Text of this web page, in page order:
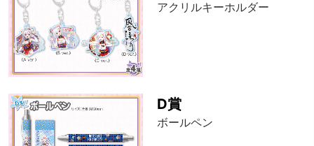
アクリルキーホルダー
D賞
ボールペン